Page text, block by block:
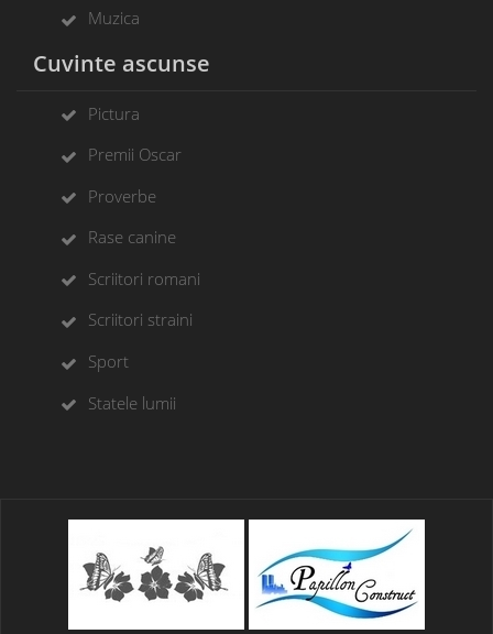
Muzica
Cuvinte ascunse
Pictura
Premii Oscar
Proverbe
Rase canine
Scriitori romani
Scriitori straini
Sport
Statele lumii